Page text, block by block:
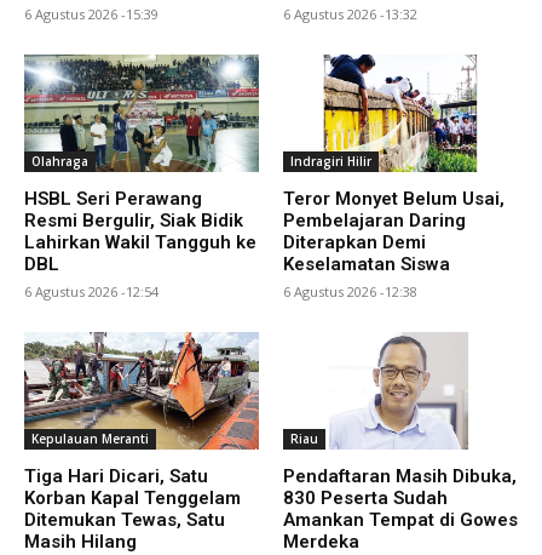
6 Agustus 2026 -15:39 6 Agustus 2026 -13:32
Olahraga
HSBL Seri Perawang
Resmi Bergulir, Siak Bidik
Lahirkan Wakil Tangguh ke
DBL
6 Agustus 2026 -12:54
Indragiri Hilir
Teror Monyet Belum Usai,
Pembelajaran Daring
Diterapkan Demi
Keselamatan Siswa
6 Agustus 2026 -12:38
Kepulauan Meranti
Tiga Hari Dicari, Satu
Korban Kapal Tenggelam
Ditemukan Tewas, Satu
Masih Hilang
Riau
Pendaftaran Masih Dibuka,
830 Peserta Sudah
Amankan Tempat di Gowes
Merdeka